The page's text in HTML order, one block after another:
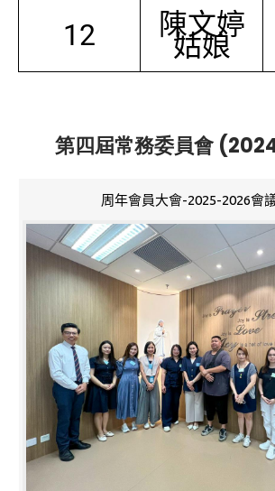
12 陳文婷
姑娘
第四屆常務委員會
周年會員大會-2025-2026會